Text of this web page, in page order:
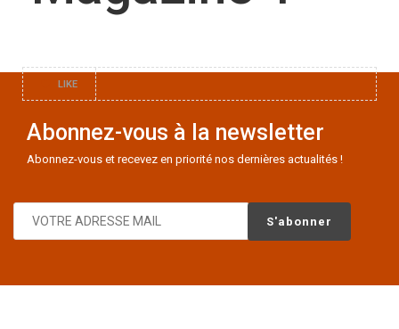
LIKE
Abonnez-vous à la newsletter
Abonnez-vous et recevez en priorité nos dernières actualités !